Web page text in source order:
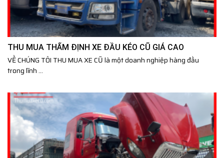
THU MUA THẨM ĐỊNH XE ĐẦU KÉO CŨ GIÁ CAO
VỀ CHÚNG TÔI THU MUA XE CŨ là một doanh nghiệp hàng đầu
trong lĩnh ...